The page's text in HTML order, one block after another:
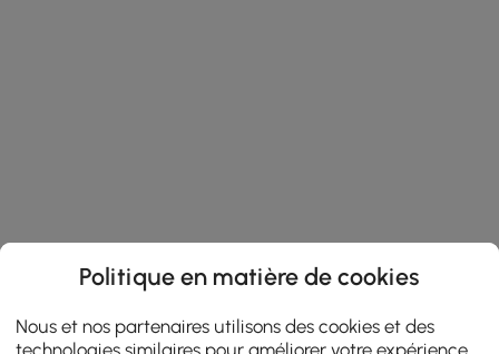
Politique en matière de cookies
Nous et nos partenaires utilisons des cookies et des
technologies similaires pour améliorer votre expérience